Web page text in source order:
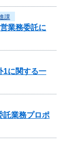
課
業務委託に
に関する一
託業務プロポ